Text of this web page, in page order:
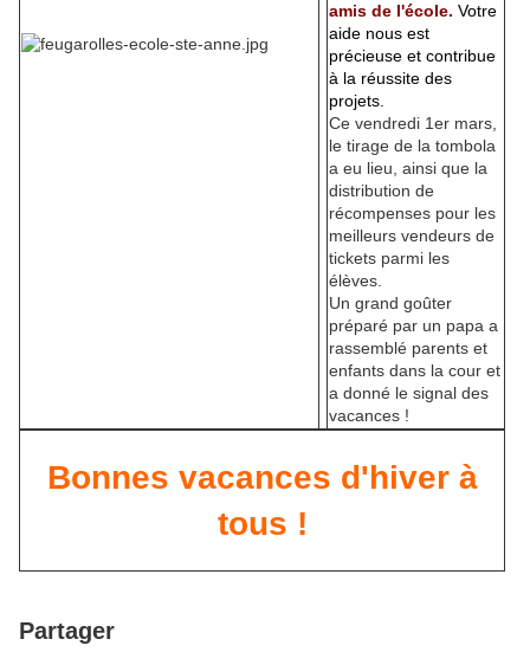
amis de l'école. Votre
aide nous est
précieuse et contribue
à la réussite des
projets.
Ce vendredi 1er mars,
le tirage de la tombola
a eu lieu, ainsi que la
distribution de
récompenses pour les
meilleurs vendeurs de
tickets parmi les
élèves.
Un grand goûter
préparé par un papa a
rassemblé parents et
enfants dans la cour et
a donné le signal des
vacances !
Bonnes vacances d'hiver à
tous !
Partager